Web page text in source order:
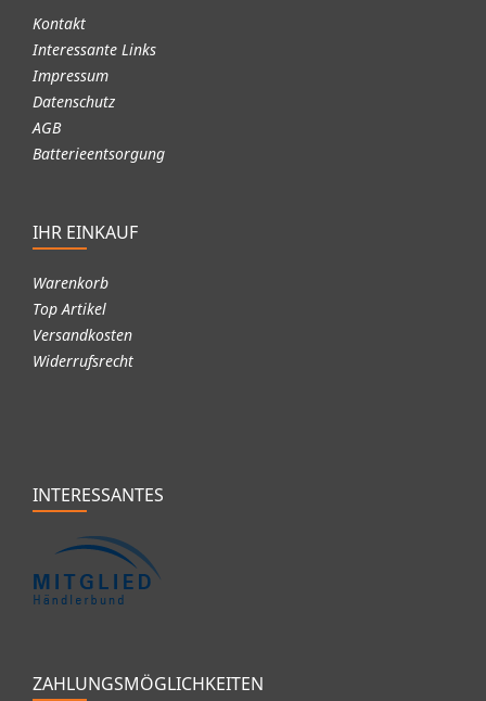
Kontakt
Interessante Links
Impressum
Datenschutz
AGB
Batterieentsorgung
IHR EINKAUF
Warenkorb
Top Artikel
Versandkosten
Widerrufsrecht
INTERESSANTES
ZAHLUNGSMÖGLICHKEITEN